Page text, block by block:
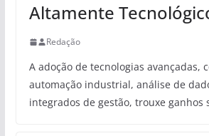
Altamente
Redação
A adoção de tecnologias avançadas,
automação industrial, análise de
integrados de gestão, trouxe ganhos